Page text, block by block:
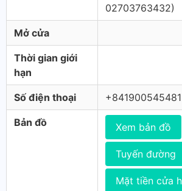
02703763432)
Mở cửa
Thời gian giới
hạn
Số điện thoại +841900545481
Bản đồ Xem bản đồ
Tuyến đường
Mặt tiền cửa